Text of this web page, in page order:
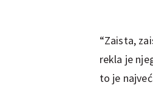
“Zaista,
rekla je
to je